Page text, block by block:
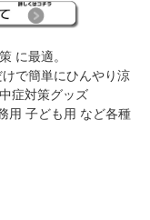
に最適。
で簡単にひんやり涼
症対策グッズ
用 子ども用 など各種